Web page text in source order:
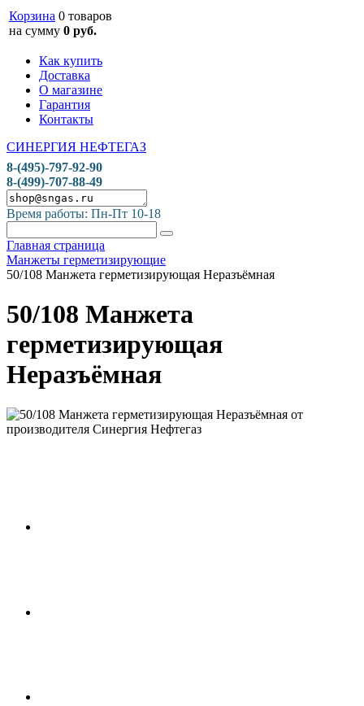
Корзина 0 товаров
на сумму 0 руб.
Как купить
Доставка
О магазине
Гарантия
Контакты
СИНЕРГИЯ НЕФТЕГАЗ
8-(495)-797-92-90
8-(499)-707-88-49
Время работы: Пн-Пт 10-18
Главная страница
Манжеты герметизирующие
50/108 Манжета герметизирующая Неразъёмная
50/108 Манжета
герметизирующая
Неразъёмная